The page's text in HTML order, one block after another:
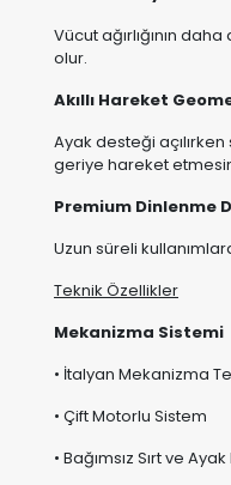
Vücut ağırlığının
olur.
Akıllı Hareket
Ayak desteği
geriye hareket
Premium Dinlenme
Uzun süreli
Teknik Özellikler
Mekanizma Sistemi
• İtalyan Mekanizma
• Çift Motorlu Sistem
• Bağımsız Sırt ve